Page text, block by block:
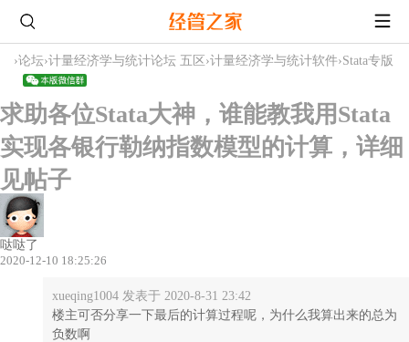
›论坛›计量经济学与统计论坛 五区 ›计量经济学与统计软件›Stata专版
求助各位Stata大神，谁能教我用Stata
实现各银行勒纳指数模型的计算，详细
见帖子
哒哒了
2020-12-10 18:25:26
xueqing1004 发表于 2020-8-31 23:42
楼主可否分享一下最后的计算过程呢，为什么我算出来的总为
负数啊